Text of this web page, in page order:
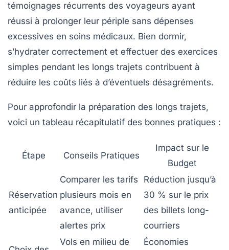
témoignages récurrents des voyageurs ayant
réussi à prolonger leur périple sans dépenses
excessives en soins médicaux. Bien dormir,
s’hydrater correctement et effectuer des exercices
simples pendant les longs trajets contribuent à
réduire les coûts liés à d’éventuels désagréments.
Pour approfondir la préparation des longs trajets,
voici un tableau récapitulatif des bonnes pratiques :
Étape Conseils Pratiques
Impact sur le
Budget
Réservation
anticipée
Comparer les tarifs
plusieurs mois en
avance, utiliser
alertes prix
Réduction jusqu’à
30 % sur le prix
des billets long-
courriers
Vols en milieu de Économies